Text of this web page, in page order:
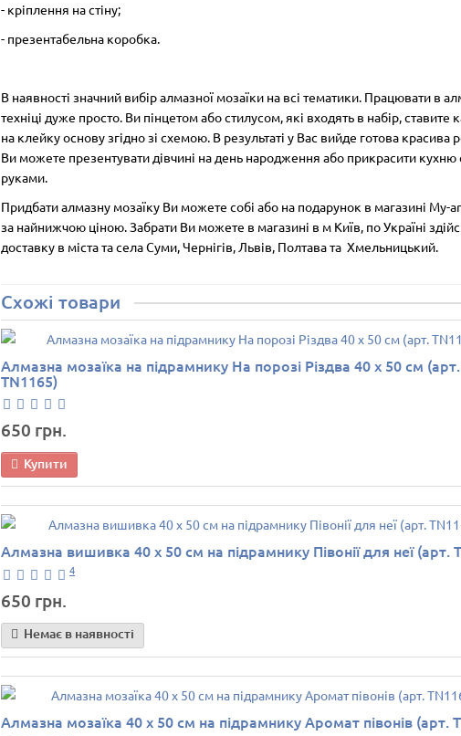
- кріплення на стіну;
- презентабельна коробка.
В наявності значний вибір алмазної мозаїки на всі тематики. Працювати в
техніці дуже просто. Ви пінцетом або стилусом, які входять в набір, ставите
на клейку основу згідно зі схемою. В результаті у Вас вийде готова красива
Ви можете презентувати дівчині на день народження або прикрасити кухню
руками.
Придбати алмазну мозаїку Ви можете собі або на подарунок в магазині My-
за найнижчою ціною. Забрати Ви можете в магазині в м Київ, по Україні
доставку в міста та села Суми, Чернігів, Львів, Полтава та Хмельницький.
Схожі товари
Алмазна мозаїка на підрамнику На порозі Різдва 40 х 50 см (арт.
TN1165)
650 грн.
Купити
Алмазна вишивка 40 х 50 см на підрамнику Півонії для неї (арт.
4
650 грн.
Немає в наявності
Алмазна мозаїка 40 х 50 см на підрамнику Аромат півонів (арт.